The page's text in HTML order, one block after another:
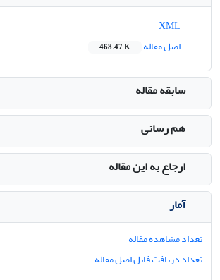
اصل مقاله
468.47 K
سابقه مقاله
هم رسانی
ارجاع به این مقاله
آمار
تعداد مشاهده مقاله
تعداد دریافت فایل اصل مقاله